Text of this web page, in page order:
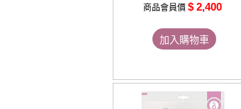
商品會員價 $ 2,400
加入購物車